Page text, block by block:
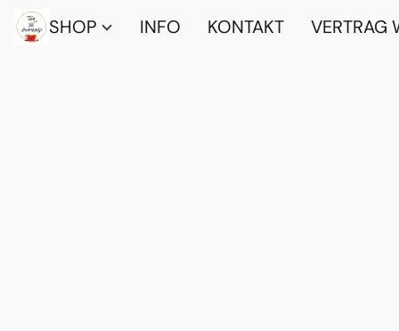
SHOP INFO KONTAKT VERTRAG